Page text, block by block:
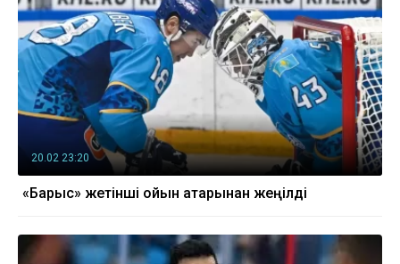
20.02 23:20
«Барыс» жетінші ойын қатарынан жеңілді